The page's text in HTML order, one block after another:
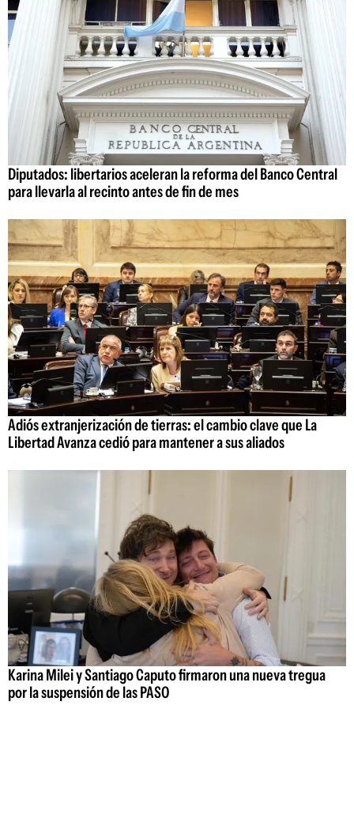
Diputados: libertarios aceleran la reforma del Banco Central
para llevarla al recinto antes de fin de mes
Adiós extranjerización de tierras: el cambio clave que La
Libertad Avanza cedió para mantener a sus aliados
Karina Milei y Santiago Caputo firmaron una nueva tregua
por la suspensión de las PASO